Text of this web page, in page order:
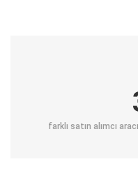
farklı satın alımcı